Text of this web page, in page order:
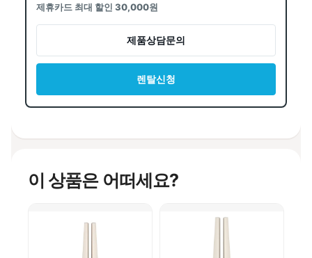
제휴카드 최대 할인 30,000원
제품상담문의
렌탈신청
이 상품은 어떠세요?